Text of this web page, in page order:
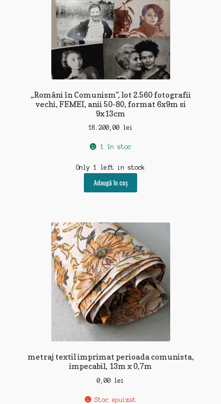
„Români în Comunism”, lot 2.560 fotografii
vechi, FEMEI, anii 50-80, format 6x9m si
9x13cm
18.200,00 lei
1 în stoc
Only 1 left in stock
Adaugă în coș
metraj textil imprimat perioada comunista,
impecabil, 13m x 0,7m
0,00 lei
Stoc epuizat